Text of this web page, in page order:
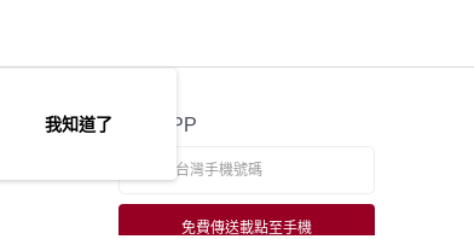
官方APP
免費傳送載點至手機
我知道了